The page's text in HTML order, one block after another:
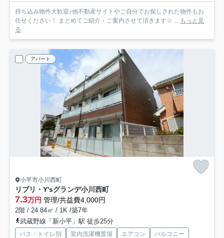
持ち込み物件大歓迎♪他不動産サイトやご自分でお探しされた物件もお
任せください！ まとめてご紹介・ご案内させて頂きます☆ ...
もっと見
る
アパート
小平市小川西町
リブリ・Y'sグランデ小川西町
7.3万円 管理/共益費4,000円
2階 / 24.84㎡ / 1K /築7年
武蔵野線「新小平」駅 徒歩25分
バス・トイレ別 室内洗濯機置場 エアコン
バルコニー